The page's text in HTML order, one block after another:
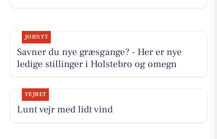
JOBNYT
Savner du nye græsgange? - Her er nye
ledige stillinger i Holstebro og omegn
VEJRET
Lunt vejr med lidt vind